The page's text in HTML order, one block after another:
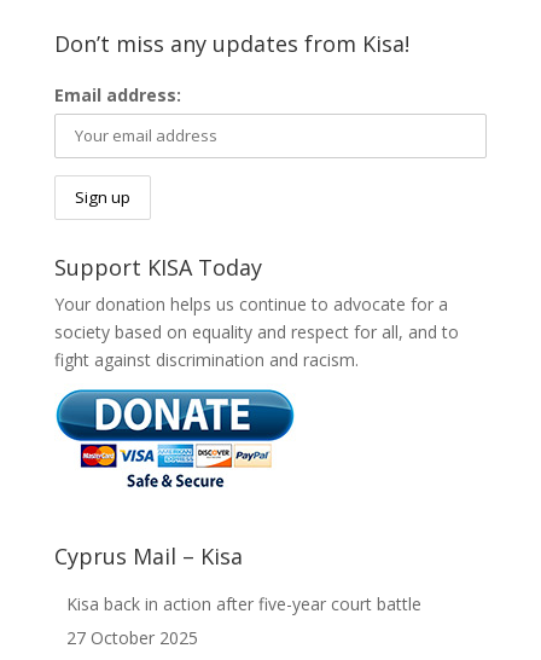
Don’t miss any updates from Kisa!
Email address:
Support KISA Today
Your donation helps us continue to advocate for a
society based on equality and respect for all, and to
fight against discrimination and racism.
Cyprus Mail – Kisa
Kisa back in action after five-year court battle
27 October 2025